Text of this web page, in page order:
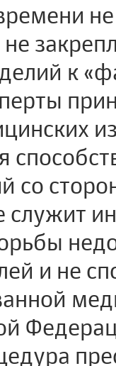
к
со
служит
и не